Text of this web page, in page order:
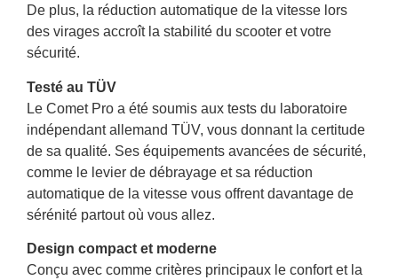
De plus, la réduction automatique de la vitesse lors
des virages accroît la stabilité du scooter et votre
sécurité.
Testé au TÜV
Le Comet Pro a été soumis aux tests du laboratoire
indépendant allemand TÜV, vous donnant la certitude
de sa qualité. Ses équipements avancées de sécurité,
comme le levier de débrayage et sa réduction
automatique de la vitesse vous offrent davantage de
sérénité partout où vous allez.
Design compact et moderne
Conçu avec comme critères principaux le confort et la